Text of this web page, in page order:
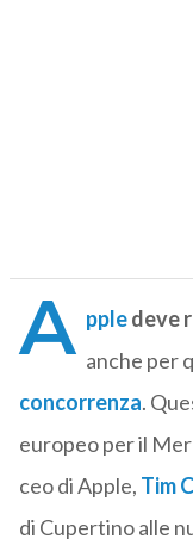
A ppledeve
anche per
concorrenza.
europeo per il
ceo di Apple, Tim
di Cupertino alle